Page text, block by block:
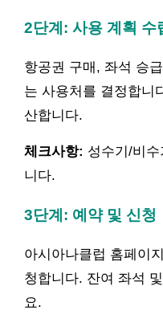
2단계: 사용 계획 수
항공권 구매, 좌석 승
는 사용처를 결정합니
산합니다.
체크사항: 성수기/비
니다.
3단계: 예약 및 신청
아시아나클럽 홈페이
청합니다. 잔여 좌석
요.